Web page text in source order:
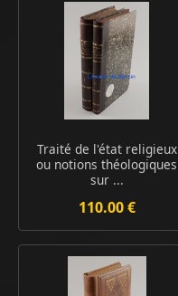
Traité de l'état religieux
ou notions théologiques
sur ...
110.00 €